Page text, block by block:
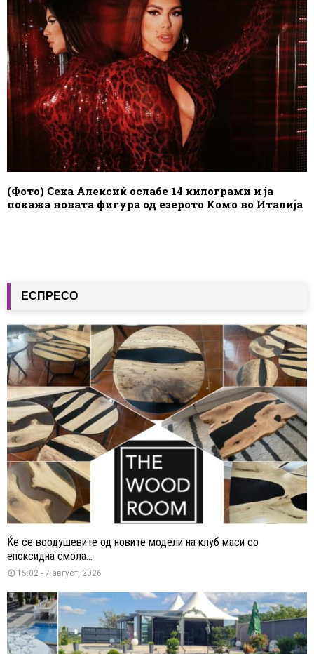
(Фото) Сека Алексиќ ослабе 14 килограми и ја
покажа новата фигура од езерото Комо во Италија
ЕСПРЕСО
Ќе се воодушевите од новите модели на клуб маси со
епоксидна смола...
15:02 - 7 август, 2026